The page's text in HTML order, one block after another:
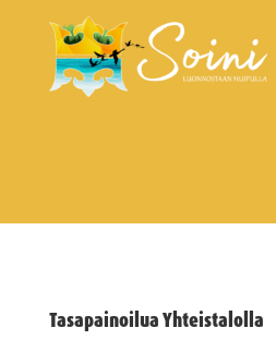
Tasapainoilua Yhteistalolla